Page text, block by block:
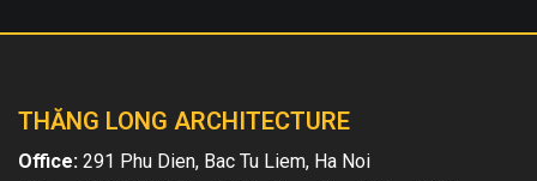
THĂNG LONG ARCHITECTURE
Office: 291 Phu Dien, Bac Tu Liem, Ha Noi